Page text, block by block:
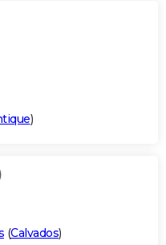
)
(Calvados)